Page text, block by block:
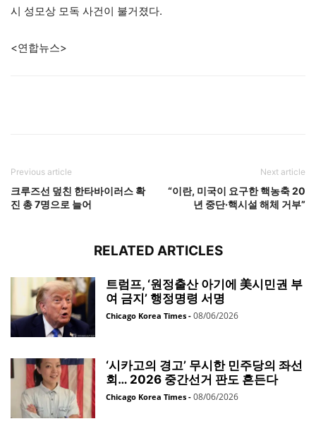
시 성모상 모독 사건이 불거졌다.
<연합뉴스>
Previous article
크루즈선 덮친 한타바이러스 확
진 총 7명으로 늘어
Next article
“이란, 미국이 요구한 핵농축 20
년 중단·핵시설 해체 거부”
RELATED ARTICLES
트럼프, ‘원정출산 아기에 美시민권 부
여 금지’ 행정명령 서명
Chicago Korea Times - 08/06/2026
‘시카고의 경고’ 무시한 민주당의 좌선
회… 2026 중간선거 판도 흔든다
Chicago Korea Times - 08/06/2026